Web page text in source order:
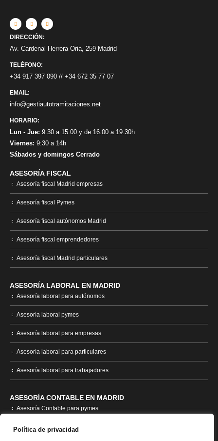
Política de privacidad
DIRECCIÓN:
Av. Cardenal Herrera Oria, 259 Madrid
TELÉFONO:
+34 917 397 090 // +34 672 35 77 07
EMAIL:
info@gestiautotramitaciones.net
HORARIO:
Lun - Jue: 9:30 a 15:00 y de 16:00 a 19:30h
Viernes: 9:30 a 14h
Sábados y domingos Cerrado
ASESORÍA FISCAL
Asesoría fiscal Madrid empresas
Asesoría fiscal Pymes
Asesoría fiscal autónomos Madrid
Asesoría fiscal emprendedores
Asesoría fiscal Madrid particulares
ASESORÍA LABORAL EN MADRID
Asesoría laboral para autónomos
Asesoría laboral pymes
Asesoría laboral para empresas
Asesoría laboral para particulares
Asesoría laboral para trabajadores
ASESORÍA CONTABLE EN MADRID
Asesoría Contable para pymes
Asesoría contable empresas